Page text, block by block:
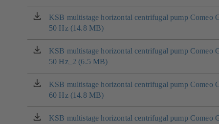
v
nové
záložce)
KSB multistage horizontal centrifugal pump Comeo
50 Hz (14.8 MB)
(otevírá
se
v
nové
záložce)
KSB multistage horizontal centrifugal pump Comeo
50 Hz_2 (6.5 MB)
(otevírá
se
v
nové
záložce)
KSB multistage horizontal centrifugal pump Comeo
60 Hz (14.8 MB)
(otevírá
se
v
nové
KSB multistage horizontal centrifugal pump Comeo
(otevírá